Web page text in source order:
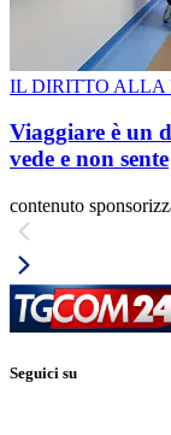
IL DIRITTO ALLA
Viaggiare è un
vede e non sente
contenuto
Seguici su